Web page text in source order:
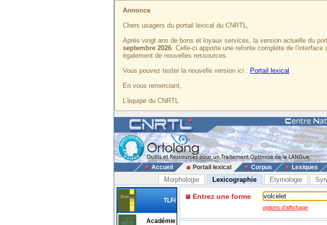
Annonce
Chers usagers du portail lexical du CNRTL,
Après vingt ans de bons et loyaux services, la version actuelle du
septembre 2026. Celle-ci apporte une refonte complète de
également de nouvelles ressources.
Vous pouvez tester la nouvelle version ici : Portail lexical
En vous remerciant,
L'équipe du CNRTL
Accueil Portail lexical Corpus Lexiques
Morphologie Lexicographie Etymologie
TLFi
Académie
Entrez une forme
options d'affichage